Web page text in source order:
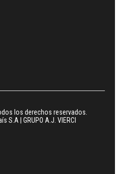
los derechos reservados.
S.A | GRUPO A.J. VIERCI